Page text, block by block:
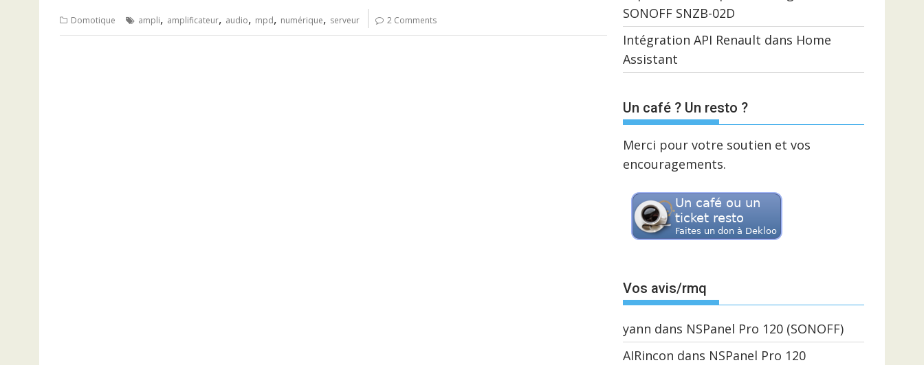
Domotique ampli, amplificateur, audio, mpd, numérique, serveur 2 Comments
SONOFF SNZB-02D
Intégration API Renault dans Home
Assistant
Un café ? Un resto ?
Merci pour votre soutien et vos
encouragements.
Vos avis/rmq
yann dans NSPanel Pro 120 (SONOFF)
AIRincon dans NSPanel Pro 120